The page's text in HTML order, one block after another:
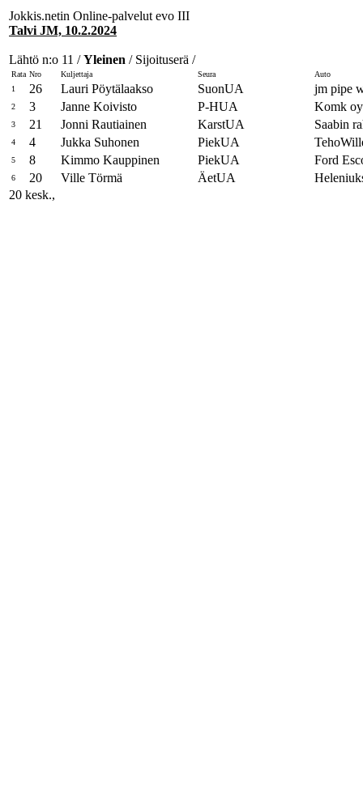
Jokkis.netin Online-palvelut evo III
Talvi JM, 10.2.2024
Lähtö n:o 11 /Yleinen / Sijoituserä /
Rata Nro Kuljettaja Seura
Auto
1
26 Lauri Pöytälaakso SuonUA jm pipe
2 3 Janne Koivisto P-HUA Komk
3 21 Jonni Rautiainen KarstUA Saabin
4 4 Jukka Suhonen PiekUA
5 8 Kimmo Kauppinen PiekUA Ford
6 20 Ville Törmä ÄetUA
20 kesk.,